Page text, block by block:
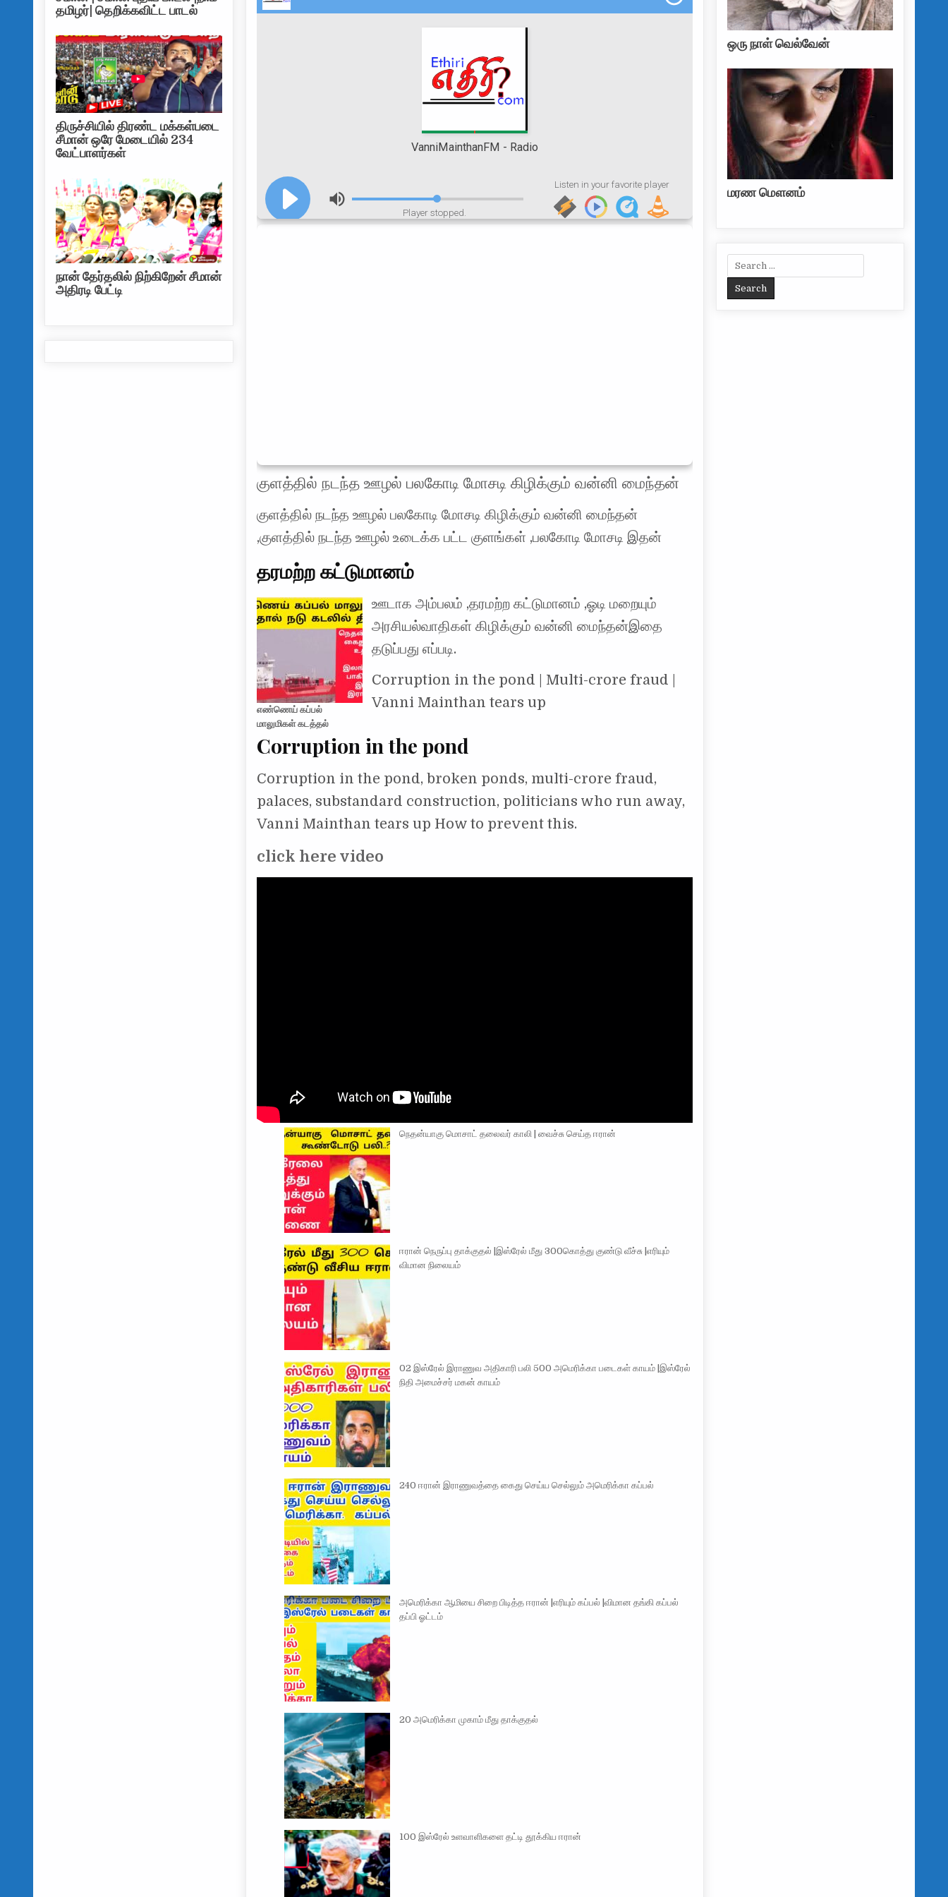
குளத்தில் நடந்த ஊழல் பலகோடி மோசடி கிழிக்கும் வன்னி மைந்தன்
குளத்தில் நடந்த ஊழல் பலகோடி மோசடி கிழிக்கும் வன்னி மைந்தன்
,குளத்தில் நடந்த ஊழல் உடைக்க பட்ட குளங்கள் ,பலகோடி மோசடி இதன்
தரமற்ற கட்டுமானம்
எண்ணெய் கப்பல்
மாலுமிகள் கடத்தல்
ஊடாக அம்பலம் ,தரமற்ற கட்டுமானம் ,ஓடி மறையும்
அரசியல்வாதிகள் கிழிக்கும் வன்னி மைந்தன்இதை
தடுப்பது எப்படி.
Corruption in the pond | Multi-crore fraud |
Vanni Mainthan tears up
Corruption in the pond
Corruption in the pond, broken ponds, multi-crore fraud,
palaces, substandard construction, politicians who run away,
Vanni Mainthan tears up How to prevent this.
click here video
நெதன்யாகு மொசாட் தலைவர் காலி | வைச்சு செய்த ஈரான்
ஈரான் நெருப்பு தாக்குதல் |இஸ்ரேல் மீது 300கொத்து குண்டு வீச்சு |எரியும்
விமான நிலையம்
02 இஸ்ரேல் இராணுவ அதிகாரி பலி 500 அமெரிக்கா படைகள் காயம் |இஸ்ரேல்
நிதி அமைச்சர் மகன் காயம்
240 ஈரான் இராணுவத்தை கைது செய்ய செல்லும் அமெரிக்கா கப்பல்
அமெரிக்கா ஆமியை சிறை பிடித்த ஈரான் |எரியும் கப்பல் |விமான தங்கி கப்பல்
தப்பி ஓட்டம்
20 அமெரிக்கா முகாம் மீது தாக்குதல்
100 இஸ்ரேல் உளவாளிகளை தட்டி தூக்கிய ஈரான்
தமிழர்| தெறிக்கவிட்ட பாடல்
திருச்சியில் திரண்ட மக்கள்படை
சீமான் ஒரே மேடையில் 234
வேட்பாளர்கள்
நான் தேர்தலில் நிற்கிறேன் சீமான்
அதிரடி பேட்டி
ஒரு நாள் வெல்வேன்
மரண மௌனம்
Search for: